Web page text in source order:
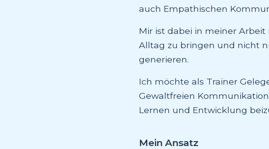
auch Empathischen
Mir ist dabei in meiner
Alltag zu bringen und nicht
generieren.
Ich möchte als Trainer
Gewaltfreien
Lernen und Entwicklung
Mein Ansatz